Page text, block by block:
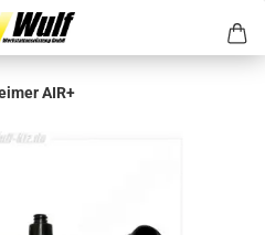
AIR+